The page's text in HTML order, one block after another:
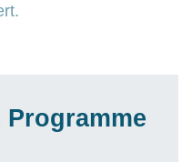
Programme